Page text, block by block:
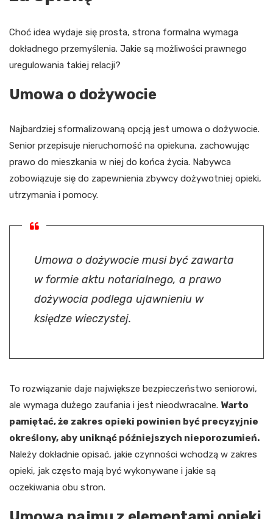
Choć idea wydaje się prosta, strona formalna wymaga
dokładnego przemyślenia. Jakie są możliwości prawnego
uregulowania takiej relacji?
Umowa o dożywocie
Najbardziej sformalizowaną opcją jest umowa o dożywocie.
Senior przepisuje nieruchomość na opiekuna, zachowując
prawo do mieszkania w niej do końca życia. Nabywca
zobowiązuje się do zapewnienia zbywcy dożywotniej opieki,
utrzymania i pomocy.
Umowa o dożywocie musi być zawarta
w formie aktu notarialnego, a prawo
dożywocia podlega ujawnieniu w
księdze wieczystej.
To rozwiązanie daje największe bezpieczeństwo seniorowi,
ale wymaga dużego zaufania i jest nieodwracalne. Warto
pamiętać, że zakres opieki powinien być precyzyjnie
określony, aby uniknąć późniejszych nieporozumień.
Należy dokładnie opisać, jakie czynności wchodzą w zakres
opieki, jak często mają być wykonywane i jakie są
oczekiwania obu stron.